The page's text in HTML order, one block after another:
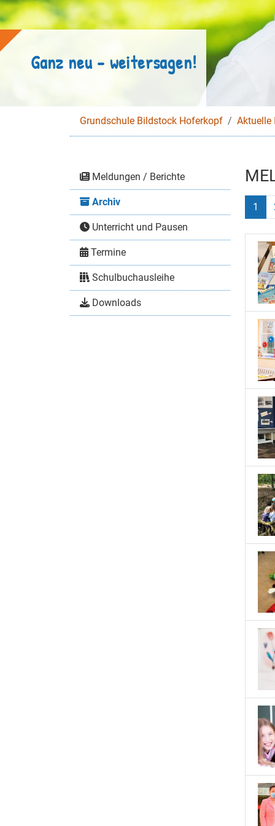
Ganz neu - weitersagen!
Grundschule Bildstock Hoferkopf Aktuelle
Meldungen / Berichte
Archiv
Unterricht und Pausen
Termine
Schulbuchausleihe
Downloads
1